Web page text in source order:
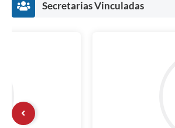
Secretarias Vinculadas